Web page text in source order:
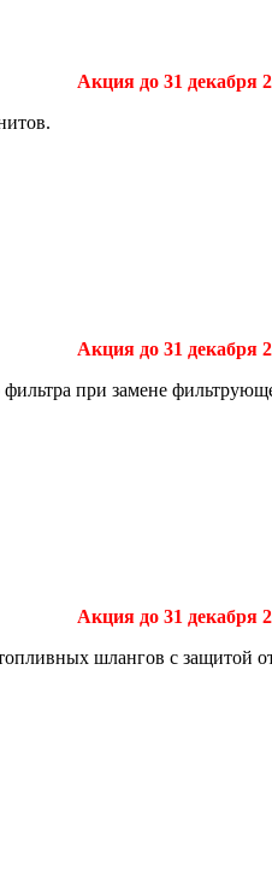
Акция до 31 декабря
Акция до 31 декабря
при замене
Акция до 31 декабря
шлангов с защитой